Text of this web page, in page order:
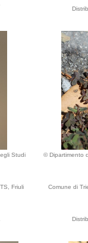
Studi
Friuli
© Dipartimento
Comune di